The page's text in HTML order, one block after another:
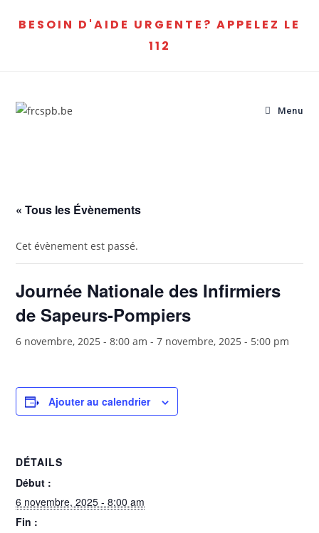
BESOIN D'AIDE URGENTE? APPELEZ LE
112
Menu
« Tous les Évènements
Cet évènement est passé.
Journée Nationale des Infirmiers
de Sapeurs-Pompiers
6 novembre, 2025 - 8:00 am -7 novembre, 2025 - 5:00 pm
Ajouter au calendrier
DÉTAILS
Début :
6 novembre, 2025 - 8:00 am
Fin :